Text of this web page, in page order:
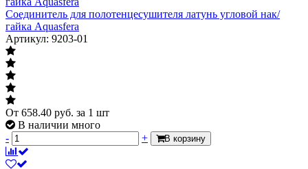
Соединитель для полотенцесушителя латунь угловой нак/
гайка Aquasfera
Артикул: 9203-01
От 658.40 руб. за 1 шт
В наличии много
-
+ В корзину